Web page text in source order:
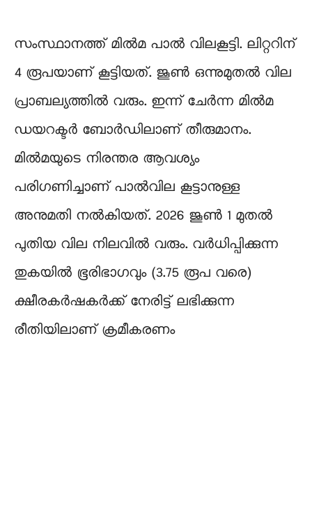
സംസ്ഥാനത്ത് മിൽമ പാൽ വിലകൂട്ടി. ലിറ്ററിന്
4 രൂപയാണ് കൂട്ടിയത്. ജൂൺ ഒന്നുമുതൽ വില
പ്രാബല്യത്തിൽ വരും. ഇന്ന് ചേർന്ന മിൽമ
ഡയറക്ടർ ബോർഡിലാണ് തീരുമാനം.
മിൽമയുടെ നിരന്തര ആവശ്യം
പരിഗണിച്ചാണ് പാൽവില കൂട്ടാനുള്ള
അനുമതി നൽകിയത്. 2026 ജൂൺ 1 മുതൽ
പുതിയ വില നിലവിൽ വരും. വർധിപ്പിക്കുന്ന
തുകയിൽ ഭൂരിഭാഗവും (3.75 രൂപ വരെ)
ക്ഷീരകർഷകർക്ക് നേരിട്ട് ലഭിക്കുന്ന
രീതിയിലാണ് ക്രമീകരണം